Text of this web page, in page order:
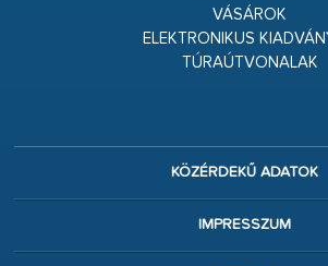
VÁSÁROK
ELEKTRONIKUS
TÚRAÚTVONALAK
KÖZÉRDEKŰ ADATOK
IMPRESSZUM